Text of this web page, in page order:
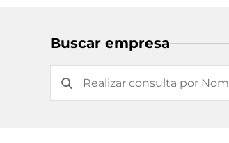
Buscar empresa